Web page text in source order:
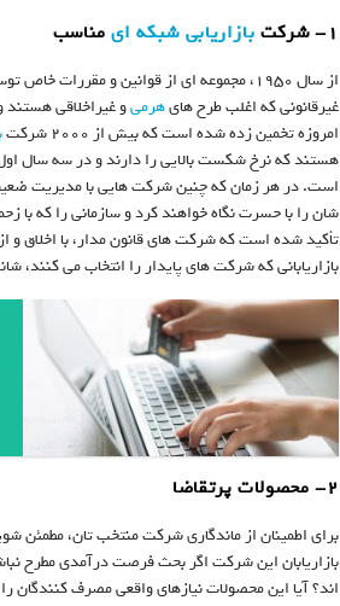
۱- شرکت بازاریابی شبکه ایمناسب
از سال ۱۹۵۰، مجموعه ای از قوانین و مقررات خاص توسط محاکم قضایی به تصویب رسیده است تا شرکت های
غیرقانونی که اغلب طرح هایهرمیو غیراخلاقی
امروزه تخمین زده شده است که بیش از ۲۰۰۰ شرکت
هستند که نرخ شکست بالایی را دارند و در سه سال
است. در هر زمان که چنین شرکت هایی با مدیریت
شان را با حسرت نگاه خواهند کرد و سازمانی را که با
تأکید شده است که شرکت های قانون مدار، با اخلاق و
بازاریابانی که شرکت های پایدار را انتخاب می
۲- محصولات پرتقاضا
برای اطمینان از ماندگاری شرکت منتخب تان، مطمئن
بازاریابان این شرکت اگر بحث فرصت درآمدی مطرح
اند؟ آیا این محصولات نیازهای واقعی مصرف